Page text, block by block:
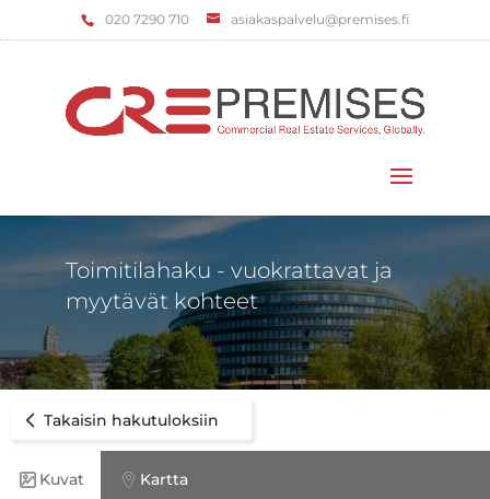
‌020 7290 710 asiakaspalvelu@premises.fi
Toimitilahaku - vuokrattavat ja
myytävät kohteet
Takaisin hakutuloksiin
Kuvat Kartta